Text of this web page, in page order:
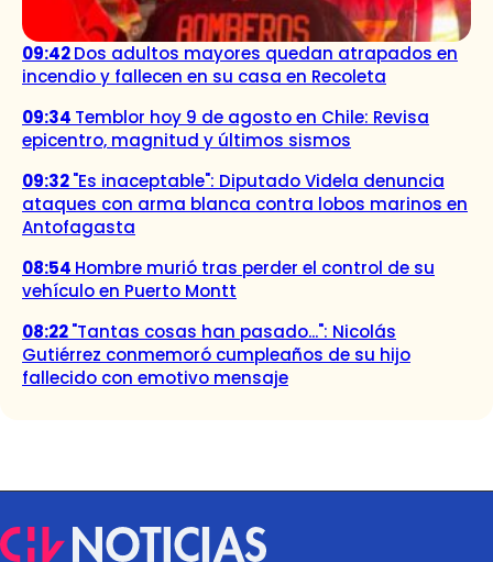
09:42Dos adultos mayores quedan atrapados en
incendio y fallecen en su casa en Recoleta
09:34 Temblor hoy 9 de agosto en Chile: Revisa
epicentro, magnitud y últimos sismos
09:32"Es inaceptable": Diputado Videla denuncia
ataques con arma blanca contra lobos marinos en
Antofagasta
08:54 Hombre murió tras perder el control de su
vehículo en Puerto Montt
08:22"Tantas cosas han pasado...": Nicolás
Gutiérrez conmemoró cumpleaños de su hijo
fallecido con emotivo mensaje